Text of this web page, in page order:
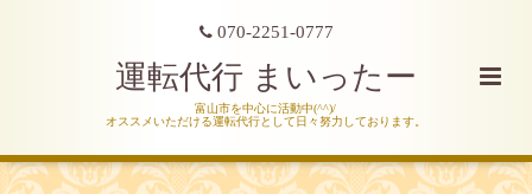
070-2251-0777
運転代行 まいったー
富山市を中心に活動中(^^)/
オススメいただける運転代行として日々努力しております。